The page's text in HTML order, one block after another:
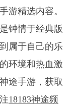
游精选内容。
钟情于经典版
属于自己的乐
环境和热血激
途手游，获取
18183神途频